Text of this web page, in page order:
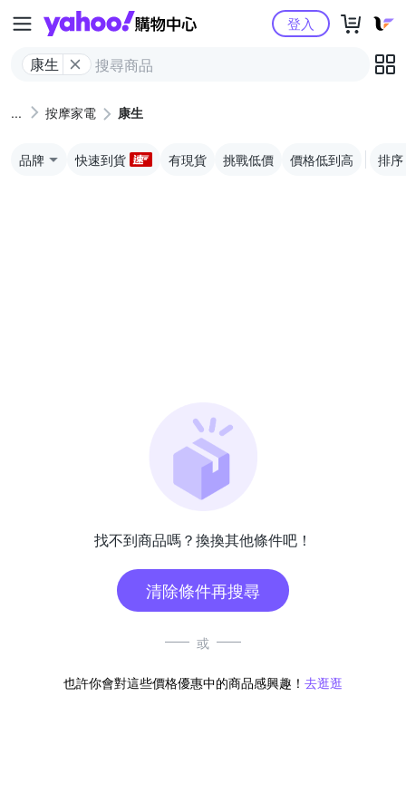
Yahoo購物中心
康生
登入
按摩家電 康生
品牌 快速到貨 有現貨 挑戰低價 價格低到高 排序
找不到商品嗎？換換其他條件吧！
清除條件再搜尋
或
也許你會對這些價格優惠中的商品感興趣！ 去逛逛